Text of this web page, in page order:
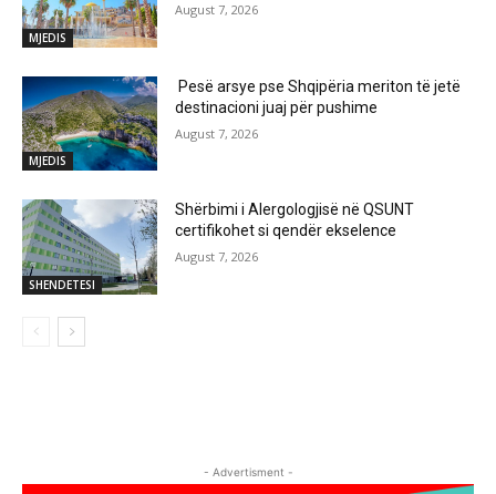
MJEDIS
August 7, 2026
MJEDIS
Pesë arsye pse Shqipëria meriton të jetë
destinacioni juaj për pushime
August 7, 2026
SHENDETESI
Shërbimi i Alergologjisë në QSUNT
certifikohet si qendër ekselence
August 7, 2026
- Advertisment -